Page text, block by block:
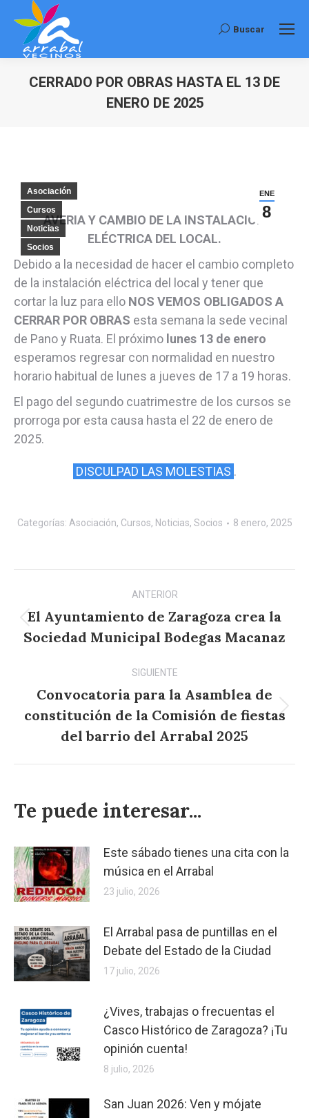
Buscar:
Buscar
CERRADO POR OBRAS HASTA EL 13 DE
ENERO DE 2025
ENE
8
Asociación
Cursos
Noticias
Socios
AVERIA Y CAMBIO DE LA INSTALACIÓN
ELÉCTRICA DEL LOCAL.
Debido a la necesidad de hacer el cambio completo
de la instalación eléctrica del local y tener que
cortar la luz para ello NOS VEMOS OBLIGADOS A
CERRAR POR OBRAS esta semana la sede vecinal
de Pano y Ruata. El próximo lunes 13 de enero
esperamos regresar con normalidad en nuestro
horario habitual de lunes a jueves de 17 a 19 horas.
El pago del segundo cuatrimestre de los cursos se
prorroga por esta causa hasta el 22 de enero de
2025.
DISCULPAD LAS MOLESTIAS .
Categorías: Asociación, Cursos, Noticias, Socios 8 enero, 2025
Navegación
entre
publicaciones
ANTERIOR
Publicación
anterior:
El Ayuntamiento de Zaragoza crea la
Sociedad Municipal Bodegas Macanaz
SIGUIENTE
Publicación
siguiente:
Convocatoria para la Asamblea de
constitución de la Comisión de fiestas
del barrio del Arrabal 2025
Te puede interesar...
Este sábado tienes una cita con la
música en el Arrabal
23 julio, 2026
El Arrabal pasa de puntillas en el
Debate del Estado de la Ciudad
17 julio, 2026
¿Vives, trabajas o frecuentas el
Casco Histórico de Zaragoza? ¡Tu
opinión cuenta!
8 julio, 2026
San Juan 2026: Ven y mójate